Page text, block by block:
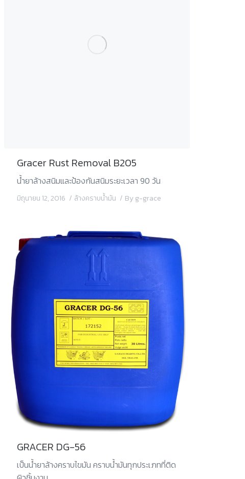
Gracer Rust Removal B205
น้ำยาล้างสนิมและป้องกันสนิมระยะเวลา 90 วัน
มิถุนายน 12, 2016 ล้างคราบน้ำมัน Byg-grace
GRACER DG-56
เป็นน้ำยาล้างคราบไขมัน คราบน้ำมันทุกประเภทที่ติด